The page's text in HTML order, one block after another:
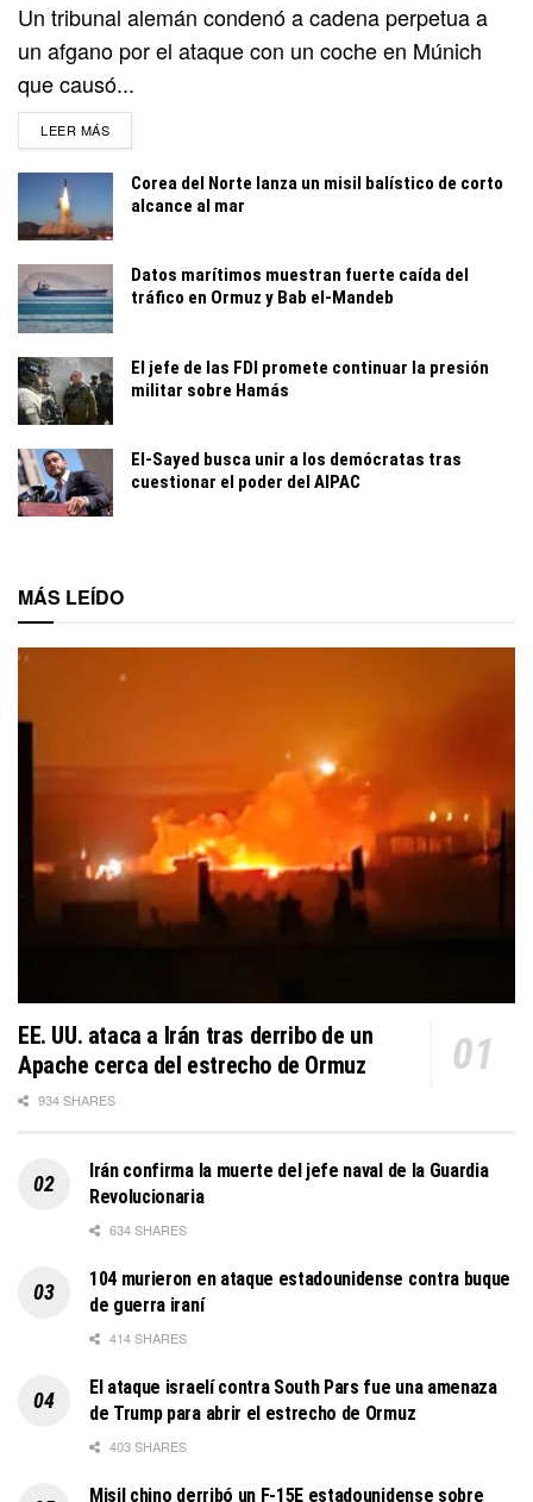
Un tribunal alemán condenó a cadena perpetua a
un afgano por el ataque con un coche en Múnich
que causó...
LEER MÁSDETAILS
Corea del Norte lanza un misil balístico de corto
alcance al mar
Datos marítimos muestran fuerte caída del
tráfico en Ormuz y Bab el-Mandeb
El jefe de las FDI promete continuar la presión
militar sobre Hamás
El-Sayed busca unir a los demócratas tras
cuestionar el poder del AIPAC
MÁS LEÍDO
EE. UU. ataca a Irán tras derribo de un
Apache cerca del estrecho de Ormuz
934 SHARES
Irán confirma la muerte del jefe naval de la Guardia
Revolucionaria
634 SHARES
104 murieron en ataque estadounidense contra buque
de guerra iraní
414 SHARES
El ataque israelí contra South Pars fue una amenaza
de Trump para abrir el estrecho de Ormuz
403 SHARES
Misil chino derribó un F-15E estadounidense sobre